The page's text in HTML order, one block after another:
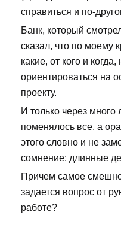
справиться и по-
Банк, который
сказал, что по моему
какие, от кого и
ориентироваться на
проекту.
И только через много
поменялось все, а
этого словно и не
сомнение: длинные
Причем самое
задается вопрос от
работе?